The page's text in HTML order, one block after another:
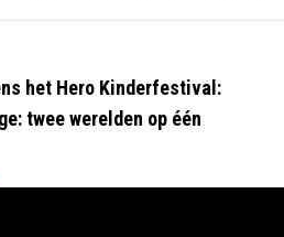
het Hero Kinderfestival:
twee werelden op één